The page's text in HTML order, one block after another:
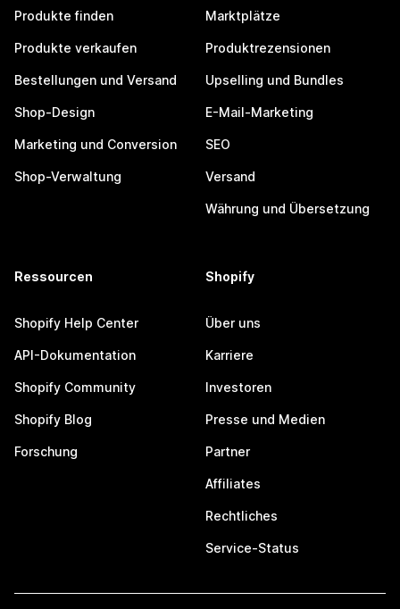
Produkte finden
Produkte verkaufen
Bestellungen und Versand
Shop-Design
Marketing und Conversion
Shop-Verwaltung
Marktplätze
Produktrezensionen
Upselling und Bundles
E-Mail-Marketing
SEO
Versand
Währung und Übersetzung
Ressourcen
Shopify Help Center
API-Dokumentation
Shopify Community
Shopify Blog
Forschung
Shopify
Über uns
Karriere
Investoren
Presse und Medien
Partner
Affiliates
Rechtliches
Service-Status